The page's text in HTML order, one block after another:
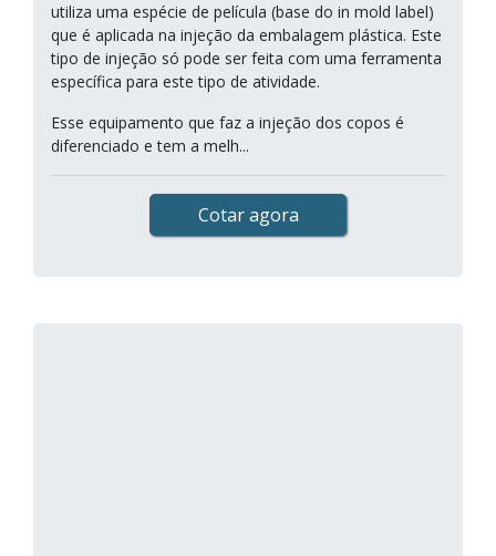
utiliza uma espécie de película (base do in mold label)
que é aplicada na injeção da embalagem plástica. Este
tipo de injeção só pode ser feita com uma ferramenta
específica para este tipo de atividade.
Esse equipamento que faz a injeção dos copos é
diferenciado e tem a melh...
Cotar agora